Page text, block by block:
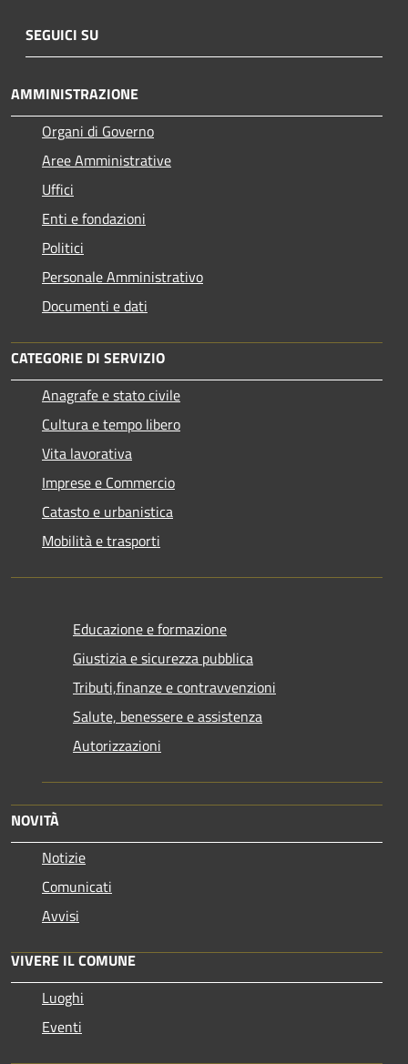
SEGUICI SU
AMMINISTRAZIONE
Organi di Governo
Aree Amministrative
Uffici
Enti e fondazioni
Politici
Personale Amministrativo
Documenti e dati
CATEGORIE DI SERVIZIO
Anagrafe e stato civile
Cultura e tempo libero
Vita lavorativa
Imprese e Commercio
Catasto e urbanistica
Mobilità e trasporti
Educazione e formazione
Giustizia e sicurezza pubblica
Tributi,finanze e contravvenzioni
Salute, benessere e assistenza
Autorizzazioni
NOVITÀ
Notizie
Comunicati
Avvisi
VIVERE IL COMUNE
Luoghi
Eventi